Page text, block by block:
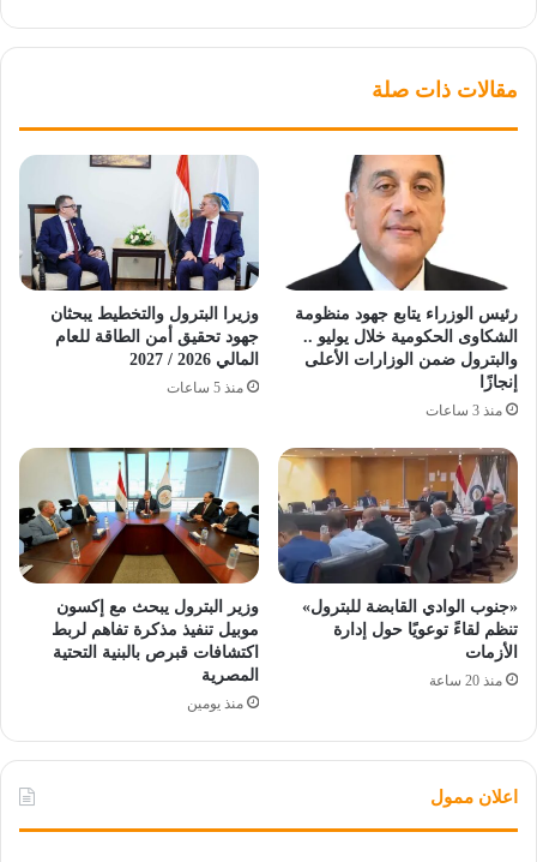
مقالات ذات صلة
رئيس الوزراء يتابع جهود منظومة
الشكاوى الحكومية خلال يوليو ..
والبترول ضمن الوزارات الأعلى
إنجازًا
منذ 3 ساعات
وزيرا البترول والتخطيط يبحثان
جهود تحقيق أمن الطاقة للعام
المالي 2026 / 2027
منذ 5 ساعات
«جنوب الوادي القابضة للبترول»
تنظم لقاءً توعويًا حول إدارة
الأزمات
منذ 20 ساعة
وزير البترول يبحث مع إكسون
موبيل تنفيذ مذكرة تفاهم لربط
اكتشافات قبرص بالبنية التحتية
المصرية
منذ يومين
اعلان ممول